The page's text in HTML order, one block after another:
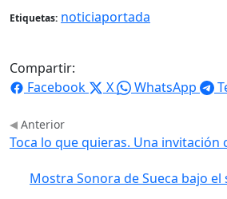
Etiquetas: noticiaportada
Compartir:
Facebook
X WhatsApp
Anterior
Toca lo que quieras. Una
Mostra Sonora de Sueca bajo el